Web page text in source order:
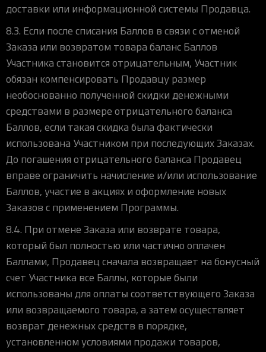
доставки или информационной системы Продавца.
8.3. Если после списания Баллов в связи с отменой
Заказа или возвратом товара баланс Баллов
Участника становится отрицательным, Участник
обязан компенсировать Продавцу размер
необоснованно полученной скидки денежными
средствами в размере отрицательного баланса
Баллов, если такая скидка была фактически
использована Участником при последующих Заказах.
До погашения отрицательного баланса Продавец
вправе ограничить начисление и/или использование
Баллов, участие в акциях и оформление новых
Заказов с применением Программы.
8.4. При отмене Заказа или возврате товара,
который был полностью или частично оплачен
Баллами, Продавец сначала возвращает на бонусный
счет Участника все Баллы, которые были
использованы для оплаты соответствующего Заказа
или возвращаемого товара, а затем осуществляет
возврат денежных средств в порядке,
установленном условиями продажи товаров,